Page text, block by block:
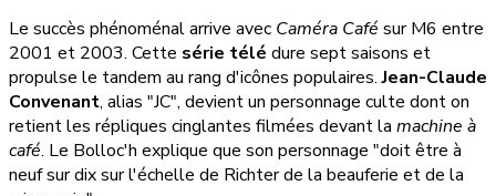
Le succès phénoménal arrive avec Caméra Café sur M6 entre
2001 et 2003. Cette série télé dure sept saisons et
propulse le tandem au rang d'icônes populaires.Jean-Claude
Convenant, alias "JC", devient un personnage culte dont on
retient les répliques cinglantes filmées devant la machine à
café. Le Bolloc'h explique que son personnage "doit être à
neuf sur dix sur l'échelle de Richter de la beauferie et de la